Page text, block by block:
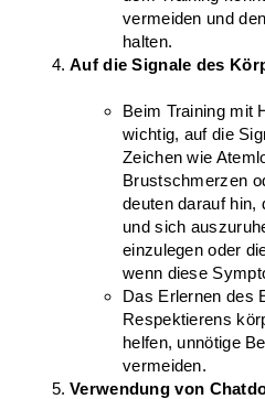
vermeiden und
halten.
Auf die Signale des
Beim Training mit
wichtig, auf die
Zeichen wie
Brustschmerzen
deuten darauf hin,
und sich
einzulegen oder
wenn diese
Das Erlernen des
Respektierens
helfen, unnötige
vermeiden.
Verwendung von